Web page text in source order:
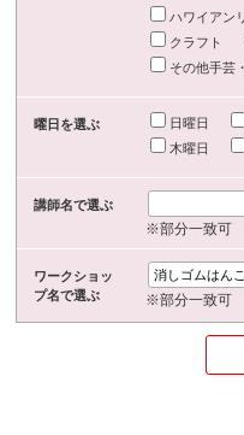
ハワイアン
クラフト
その他手芸
曜日を選ぶ 日曜日
木曜日
講師名で選ぶ
※部分一致可
ワークショッ
プ名で選ぶ
※部分一致可